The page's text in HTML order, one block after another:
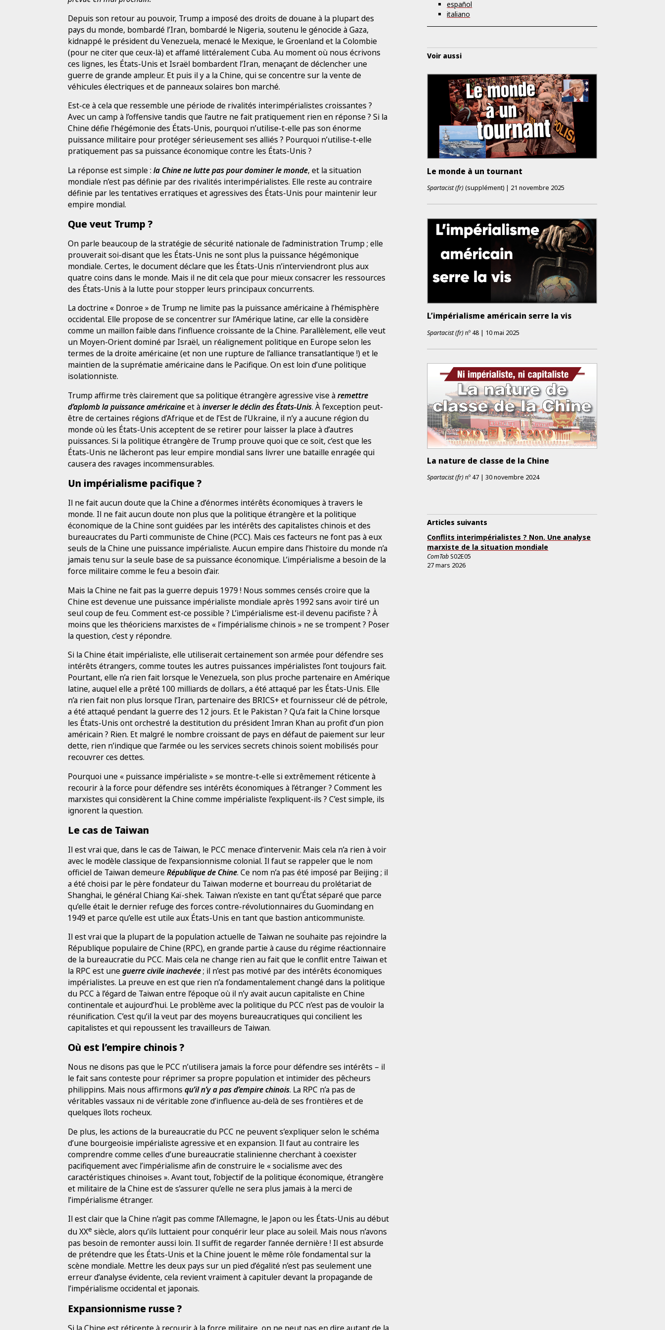
Depuis son retour au pouvoir, Trump a imposé des droits de douane à la plupart des
pays du monde, bombardé l’Iran, bombardé le Nigeria, soutenu le génocide à Gaza,
kidnappé le président du Venezuela, menacé le Mexique, le Groenland et la Colombie
(pour ne citer que ceux-là) et affamé littéralement Cuba. Au moment où nous écrivons
ces lignes, les États-Unis et Israël bombardent l’Iran, menaçant de déclencher une
guerre de grande ampleur. Et puis il y a la Chine, qui se concentre sur la vente de
véhicules électriques et de panneaux solaires bon marché.
Est-ce à cela que ressemble une période de rivalités interimpérialistes croissantes ?
Avec un camp à l’offensive tandis que l’autre ne fait pratiquement rien en réponse ? Si la
Chine défie l’hégémonie des États-Unis, pourquoi n’utilise-t-elle pas son énorme
puissance militaire pour protéger sérieusement ses alliés ? Pourquoi n’utilise-t-elle
pratiquement pas sa puissance économique contre les États-Unis ?
La réponse est simple :la Chine ne lutte pas pour dominer le monde, et la situation
mondiale n’est pas définie par des rivalités interimpérialistes. Elle reste au contraire
définie par les tentatives erratiques et agressives des États-Unis pour maintenir leur
empire mondial.
Que veut Trump ?
On parle beaucoup de la stratégie de sécurité nationale de l’administration Trump ; elle
prouverait soi-disant que les États-Unis ne sont plus la puissance hégémonique
mondiale. Certes, le document déclare que les États-Unis n’interviendront plus aux
quatre coins dans le monde. Mais il ne dit cela que pour mieux consacrer les ressources
des États-Unis à la lutte pour stopper leurs principaux concurrents.
La doctrine « Donroe » de Trump ne limite pas la puissance américaine à l’hémisphère
occidental. Elle propose de se concentrer sur l’Amérique latine, car elle la considère
comme un maillon faible dans l’influence croissante de la Chine. Parallèlement, elle veut
un Moyen-Orient dominé par Israël, un réalignement politique en Europe selon les
termes de la droite américaine (et non une rupture de l’alliance transatlantique !) et le
maintien de la suprématie américaine dans le Pacifique. On est loin d’une politique
isolationniste.
Trump affirme très clairement que sa politique étrangère agressive vise àremettre
d’aplomb la puissance américaineet àinverser le déclin des États-Unis. À l’exception peut-
être de certaines régions d’Afrique et de l’Est de l’Ukraine, il n’y a aucune région du
monde où les États-Unis acceptent de se retirer pour laisser la place à d’autres
puissances. Si la politique étrangère de Trump prouve quoi que ce soit, c’est que les
États-Unis ne lâcheront pas leur empire mondial sans livrer une bataille enragée qui
causera des ravages incommensurables.
Un impérialisme pacifique ?
Il ne fait aucun doute que la Chine a d’énormes intérêts économiques à travers le
monde. Il ne fait aucun doute non plus que la politique étrangère et la politique
économique de la Chine sont guidées par les intérêts des capitalistes chinois et des
bureaucrates du Parti communiste de Chine (PCC). Mais ces facteurs ne font pas à eux
seuls de la Chine une puissance impérialiste. Aucun empire dans l’histoire du monde n’a
jamais tenu sur la seule base de sa puissance économique. L’impérialisme a besoin de la
force militaire comme le feu a besoin d’air.
Mais la Chine ne fait pas la guerre depuis 1979 ! Nous sommes censés croire que la
Chine est devenue une puissance impérialiste mondiale après 1992 sans avoir tiré un
seul coup de feu. Comment est-ce possible ? L’impérialisme est-il devenu pacifiste ? À
moins que les théoriciens marxistes de « l’impérialisme chinois » ne se trompent ? Poser
la question, c’est y répondre.
Si la Chine était impérialiste, elle utiliserait certainement son armée pour défendre ses
intérêts étrangers, comme toutes les autres puissances impérialistes l’ont toujours fait.
Pourtant, elle n’a rien fait lorsque le Venezuela, son plus proche partenaire en Amérique
latine, auquel elle a prêté 100 milliards de dollars, a été attaqué par les États-Unis. Elle
n’a rien fait non plus lorsque l’Iran, partenaire des BRICS+ et fournisseur clé de pétrole,
a été attaqué pendant la guerre des 12 jours. Et le Pakistan ? Qu’a fait la Chine lorsque
les États-Unis ont orchestré la destitution du président Imran Khan au profit d’un pion
américain ? Rien. Et malgré le nombre croissant de pays en défaut de paiement sur leur
dette, rien n’indique que l’armée ou les services secrets chinois soient mobilisés pour
recouvrer ces dettes.
Pourquoi une « puissance impérialiste » se montre-t-elle si extrêmement réticente à
recourir à la force pour défendre ses intérêts économiques à l’étranger ? Comment les
marxistes qui considèrent la Chine comme impérialiste l’expliquent-ils ? C’est simple, ils
ignorent la question.
Le cas de Taiwan
Il est vrai que, dans le cas de Taiwan, le PCC menace d’intervenir. Mais cela n’a rien à voir
avec le modèle classique de l’expansionnisme colonial. Il faut se rappeler que le nom
officiel de Taiwan demeureRépublique de Chine. Ce nom n’a pas été imposé par Beijing ; il
a été choisi par le père fondateur du Taiwan moderne et bourreau du prolétariat de
Shanghai, le général Chiang Kaï-shek. Taiwan n’existe en tant qu’État séparé que parce
qu’elle était le dernier refuge des forces contre-révolutionnaires du Guomindang en
1949 et parce qu’elle est utile aux États-Unis en tant que bastion anticommuniste.
Il est vrai que la plupart de la population actuelle de Taiwan ne souhaite pas rejoindre la
République populaire de Chine (RPC), en grande partie à cause du régime réactionnaire
de la bureaucratie du PCC. Mais cela ne change rien au fait que le conflit entre Taiwan et
la RPC est uneguerre civile inachevée; il n’est pas motivé par des intérêts économiques
impérialistes. La preuve en est que rien n’a fondamentalement changé dans la politique
du PCC à l’égard de Taiwan entre l’époque où il n’y avait aucun capitaliste en Chine
continentale et aujourd’hui. Le problème avec la politique du PCC n’est pas de vouloir la
réunification. C’est qu’il la veut par des moyens bureaucratiques qui concilient les
capitalistes et qui repoussent les travailleurs de Taiwan.
Où est l’empire chinois ?
Nous ne disons pas que le PCC n’utilisera jamais la force pour défendre ses intérêts – il
le fait sans conteste pour réprimer sa propre population et intimider des pêcheurs
philippins. Mais nous affirmonsqu’il n’y a pas d’empire chinois. La RPC n’a pas de
véritables vassaux ni de véritable zone d’influence au-delà de ses frontières et de
quelques îlots rocheux.
De plus, les actions de la bureaucratie du PCC ne peuvent s’expliquer selon le schéma
d’une bourgeoisie impérialiste agressive et en expansion. Il faut au contraire les
comprendre comme celles d’une bureaucratie stalinienne cherchant à coexister
pacifiquement avec l’impérialisme afin de construire le « socialisme avec des
caractéristiques chinoises ». Avant tout, l’objectif de la politique économique, étrangère
et militaire de la Chine est de s’assurer qu’elle ne sera plus jamais à la merci de
l’impérialisme étranger.
Il est clair que la Chine n’agit pas comme l’Allemagne, le Japon ou les États-Unis au début
du XXe siècle, alors qu’ils luttaient pour conquérir leur place au soleil. Mais nous n’avons
pas besoin de remonter aussi loin. Il suffit de regarder l’année dernière ! Il est absurde
de prétendre que les États-Unis et la Chine jouent le même rôle fondamental sur la
scène mondiale. Mettre les deux pays sur un pied d’égalité n’est pas seulement une
erreur d’analyse évidente, cela revient vraiment à capituler devant la propagande de
l’impérialisme occidental et japonais.
Expansionnisme russe ?
español
italiano
Voir aussi
Le monde à un tournant
Spartacist (fr) (supplément) | 21 novembre 2025
L’impérialisme américain serre la vis
Spartacist (fr) nº 48 | 10 mai 2025
La nature de classe de la Chine
Spartacist (fr) nº 47 | 30 novembre 2024
Articles suivants
Conflits interimpérialistes ? Non. Une analyse
marxiste de la situation mondiale
ComTabS02E05
27 mars 2026